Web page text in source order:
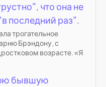
что она не
последний раз".
трогательное
Брэндону, с
возрасте. «Я
бывшую